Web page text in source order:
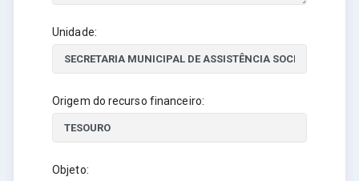
Unidade:
Origem do recurso financeiro:
Objeto: